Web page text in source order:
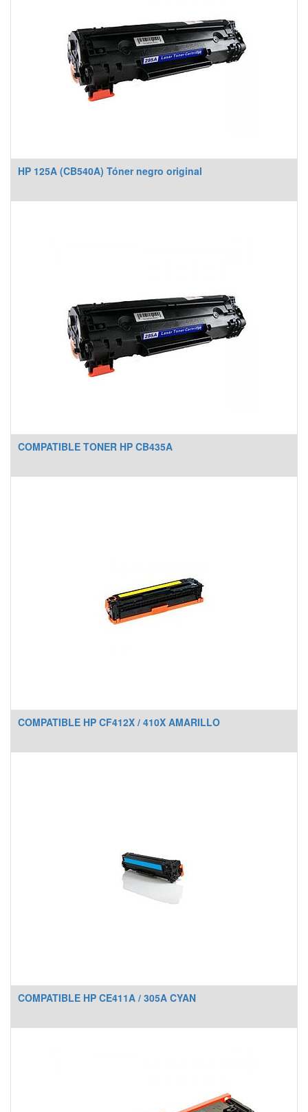
HP 125A (CB540A) Tóner negro original
COMPATIBLE TONER HP CB435A
COMPATIBLE HP CF412X / 410X AMARILLO
COMPATIBLE HP CE411A / 305A CYAN